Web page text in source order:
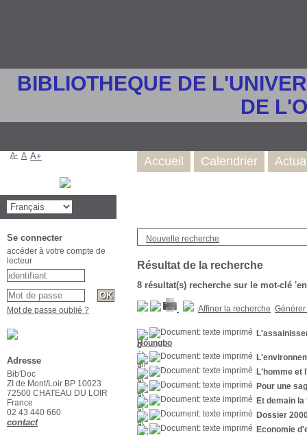
BIBLIOTHEQUE DE
DE
Nouvelle recherche
Résultat de la recherche
8 résultat(s) recherche sur le mot-clé
Affiner la recherche
Houngbo
L'homme et
Pour une
Et demain la
Dossier
Economie
Accueil Calendrier
A- A A+
Se connecter
accéder à votre compte de
lecteur
Mot de passe oublié ?
Adresse
Bib'Doc
ZI de Mont/Loir BP 10023
72500 CHATEAU DU LOIR
France
02 43 440 660
contact